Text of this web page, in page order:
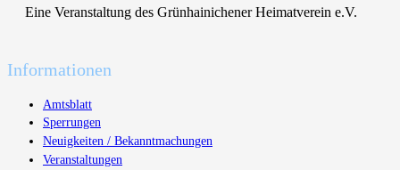
Eine Veranstaltung des Grünhainichener Heimatverein e.V.
Informationen
Amtsblatt
Sperrungen
Neuigkeiten / Bekanntmachungen
Veranstaltungen